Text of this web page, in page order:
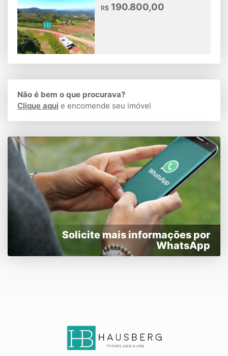
R$ 190.800,00
Não é bem o que procurava?
Clique aqui e encomende seu imóvel
Solicite mais informações por
WhatsApp